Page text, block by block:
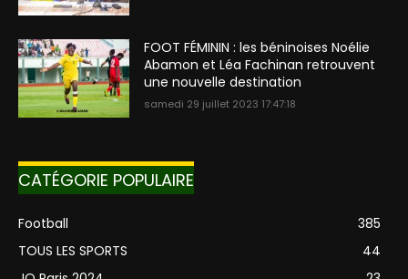
FOOT FÉMININ : les béninoises Noélie
Abamon et Léa Fachinan retrouvent
une nouvelle destination
samedi 29 juillet 2023 17:47:18
CATÉGORIE POPULAIRE
Football
385
TOUS LES SPORTS
44